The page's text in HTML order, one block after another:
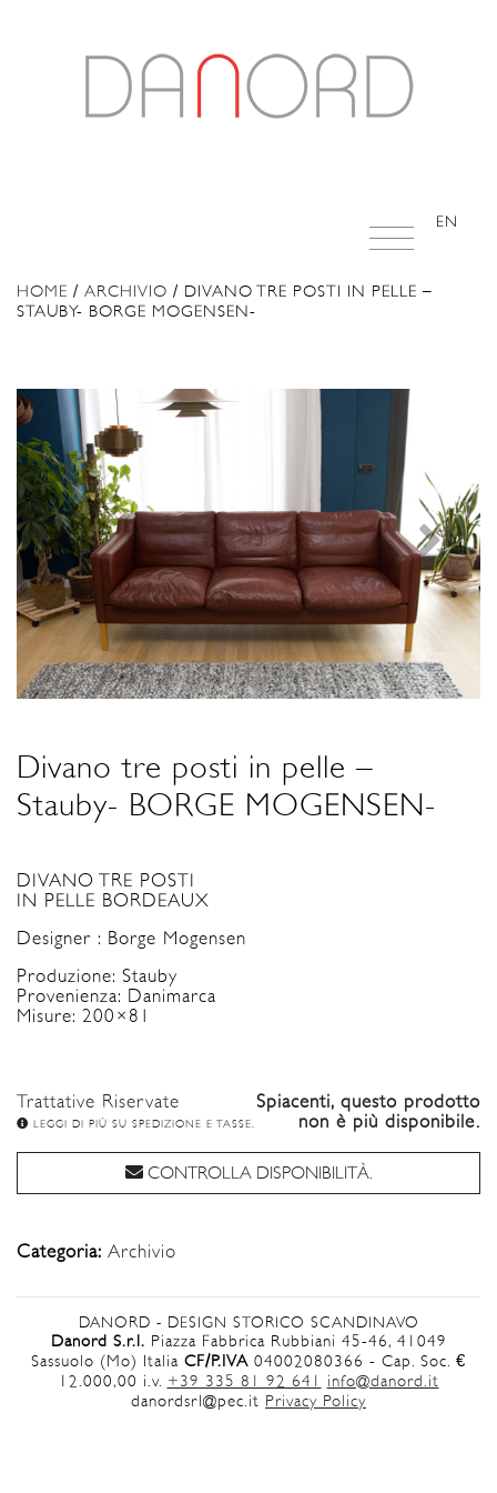
EN
HOME / ARCHIVIO / DIVANO TRE POSTI IN PELLE –
STAUBY- BORGE MOGENSEN-
Divano tre posti in pelle –
Stauby- BORGE MOGENSEN-
DIVANO TRE POSTI
IN PELLE BORDEAUX
Designer : Borge Mogensen
Produzione: Stauby
Provenienza: Danimarca
Misure: 200×81
Trattative Riservate
LEGGI DI PIÙ SU SPEDIZIONE E TASSE.
Spiacenti, questo prodotto
non è più disponibile.
CONTROLLA DISPONIBILITÀ.
Categoria: Archivio
DANORD - DESIGN STORICO SCANDINAVO
Danord S.r.l. Piazza Fabbrica Rubbiani 45-46, 41049
Sassuolo (Mo) Italia CF/P.IVA 04002080366 - Cap. Soc. €
12.000,00 i.v. +39 335 81 92 641
info@danord.it
danordsrl@pec.it Privacy Policy